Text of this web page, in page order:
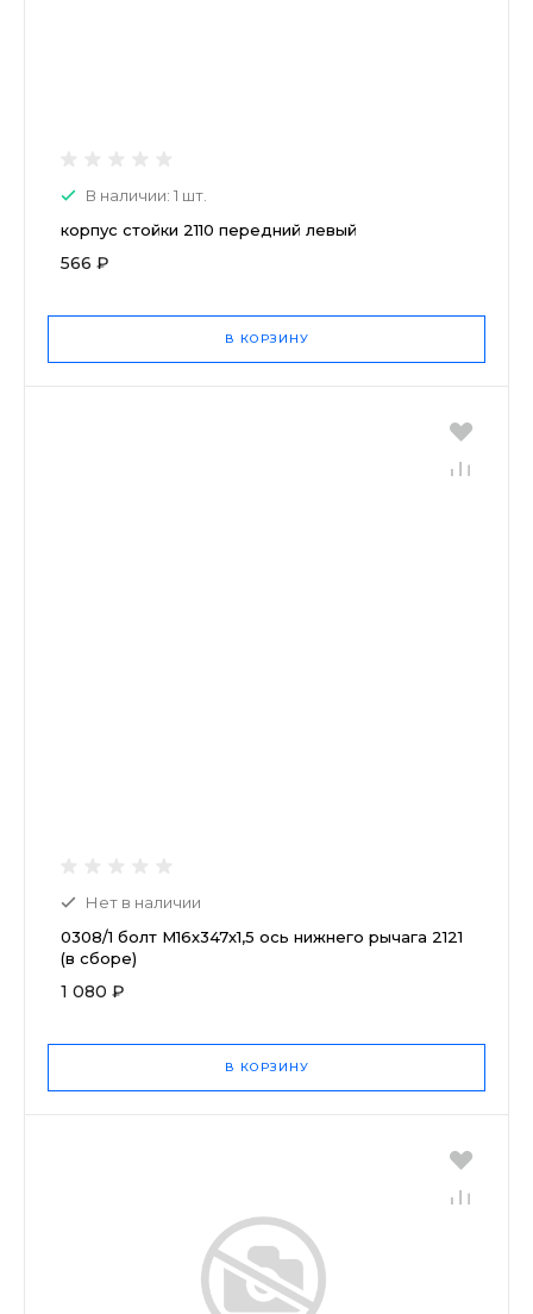
В наличии: 1 шт.
корпус стойки 2110 передний левый
566 ₽
В КОРЗИНУ
Нет в наличии
0308/1 болт М16х347х1,5 ось нижнего рычага 2121
(в сборе)
1 080 ₽
В КОРЗИНУ